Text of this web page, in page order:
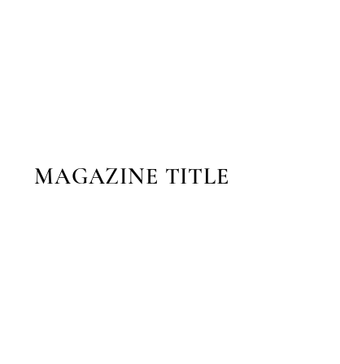
MAGAZINE TITLE